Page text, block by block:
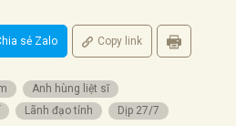
sẻ Zalo Copy link
Anh hùng liệt sĩ
Lãnh đạo tỉnh Dịp 27/7